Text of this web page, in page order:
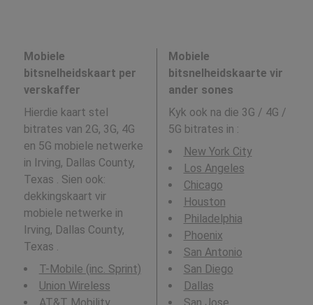
Mobiele
bitsnelheidskaart per
verskaffer
Hierdie kaart stel
bitrates van 2G, 3G, 4G
en 5G mobiele netwerke
in Irving, Dallas County,
Texas . Sien ook:
dekkingskaart vir
mobiele netwerke in
Irving, Dallas County,
Texas .
T-Mobile (inc. Sprint)
Union Wireless
Mobiele
bitsnelheidskaarte vir
ander sones
Kyk ook na die 3G / 4G /
5G bitrates in :
New York City
Los Angeles
Chicago
Houston
Philadelphia
Phoenix
San Antonio
San Diego
Dallas